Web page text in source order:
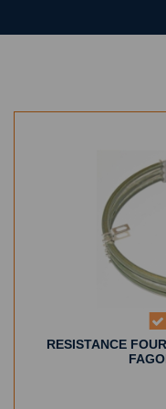
RESISTANCE